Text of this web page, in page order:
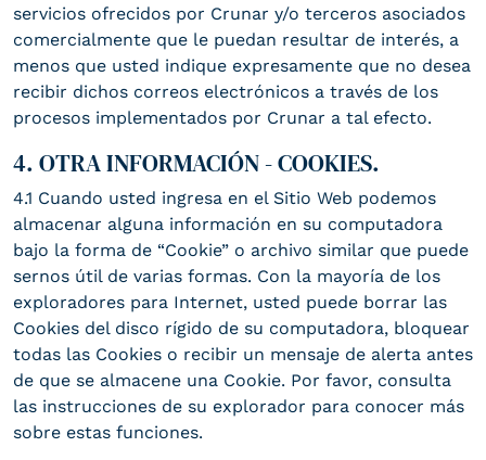
servicios ofrecidos por Crunar y/o terceros asociados
comercialmente que le puedan resultar de interés, a
menos que usted indique expresamente que no desea
recibir dichos correos electrónicos a través de los
procesos implementados por Crunar a tal efecto.
4. OTRA INFORMACIÓN - COOKIES.
4.1 Cuando usted ingresa en el Sitio Web podemos
almacenar alguna información en su computadora
bajo la forma de “Cookie” o archivo similar que puede
sernos útil de varias formas. Con la mayoría de los
exploradores para Internet, usted puede borrar las
Cookies del disco rígido de su computadora, bloquear
todas las Cookies o recibir un mensaje de alerta antes
de que se almacene una Cookie. Por favor, consulta
las instrucciones de su explorador para conocer más
sobre estas funciones.